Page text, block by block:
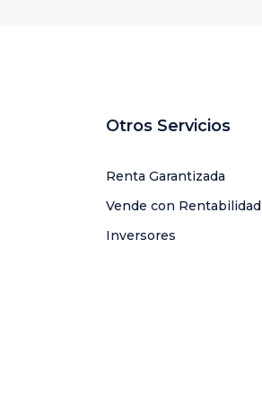
Otros Servicios
Renta Garantizada
Vende con Rentabilidad
Inversores